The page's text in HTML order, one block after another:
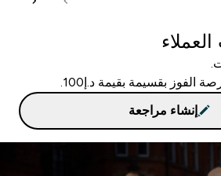
الفوز بقسيمة بقيمة د.إ100.
إنشاء مراجعة